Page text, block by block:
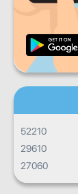
52210
29610
27060